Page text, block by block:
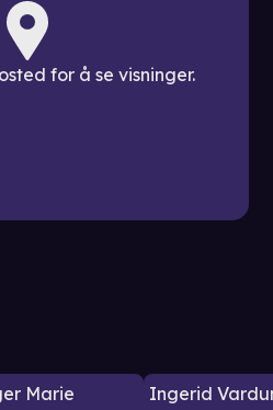
for å se visninger.
Marie
Ingerid